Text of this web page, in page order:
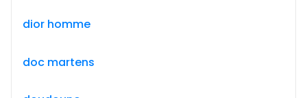
dior homme
doc martens